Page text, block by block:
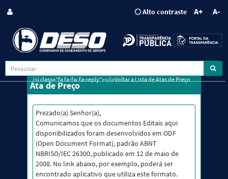
Alto contraste A+ A-
Ata de Preço
/<i class="fa fa-fw fa-reply"></i>Voltar a Lista de Atas de Preço
Prezado(a) Senhor(a),
Comunicamos que os documentos Editais aqui
disponibilizados foram desenvolvidos em ODF
(Open Document Format), padrão ABNT
NBRISO/IEC 26300, publicado em 12 de maio de
2008. No link abaixo, por exemplo, poderá ser
encontrado aplicativo que utiliza este formato.